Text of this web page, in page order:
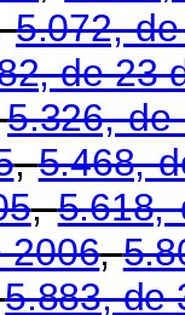
5.072,
de 23
5.326,
,5.468,
,5.618,
2006,
5.883, de